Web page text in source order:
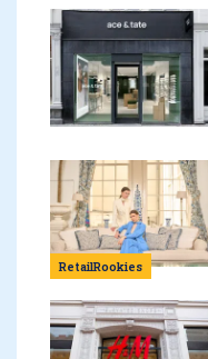
RetailRookies